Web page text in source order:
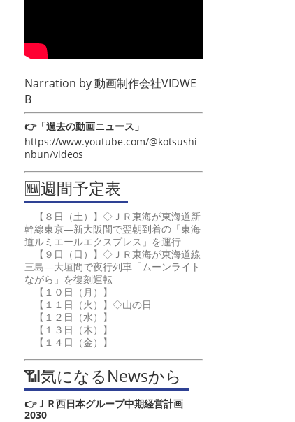
Narration by動画制作会社VIDWE
B
👉「過去の動画ニュース」
https://www.youtube.com/@kotsushi
nbun/videos
🆕週間予定表
【８日（土）】◇ＪＲ東海が東海道新
幹線東京―新大阪間で翌朝到着の「東海
道ルミエールエクスプレス」を運行
【９日（日）】◇ＪＲ東海が東海道線
三島―大垣間で夜行列車「ムーンライト
ながら」を復刻運転
【１０日（月）】
【１１日（火）】◇山の日
【１２日（水）】
【１３日（木）】
【１４日（金）】
📶気になるNewsから
👉ＪＲ西日本グループ中期経営計画
2030